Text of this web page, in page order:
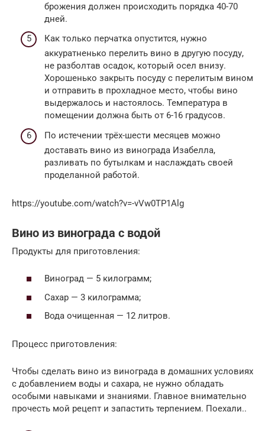
брожения должен происходить порядка 40-70
дней.
Как только перчатка опустится, нужно
аккуратненько перелить вино в другую посуду,
не разболтав осадок, который осел внизу.
Хорошенько закрыть посуду с перелитым вином
и отправить в прохладное место, чтобы вино
выдержалось и настоялось. Температура в
помещении должна быть от 6-16 градусов.
По истечении трёх-шести месяцев можно
доставать вино из винограда Изабелла,
разливать по бутылкам и наслаждать своей
проделанной работой.
https://youtube.com/watch?v=-vVw0TP1Alg
Вино из винограда с водой
Продукты для приготовления:
Виноград — 5 килограмм;
Сахар — 3 килограмма;
Вода очищенная — 12 литров.
Процесс приготовления:
Чтобы сделать вино из винограда в домашних условиях
с добавлением воды и сахара, не нужно обладать
особыми навыками и знаниями. Главное внимательно
прочесть мой рецепт и запастить терпением. Поехали..